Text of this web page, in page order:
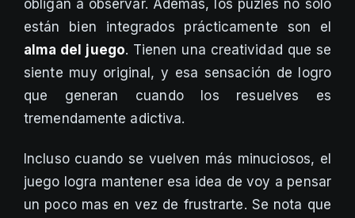
obligan a observar. Además, los puzles no solo
están bien integrados prácticamente son el
alma del juego. Tienen una creatividad que se
siente muy original, y esa sensación de logro
que generan cuando los resuelves es
tremendamente adictiva.
Incluso cuando se vuelven más minuciosos, el
juego logra mantener esa idea de voy a pensar
un poco mas en vez de frustrarte. Se nota que